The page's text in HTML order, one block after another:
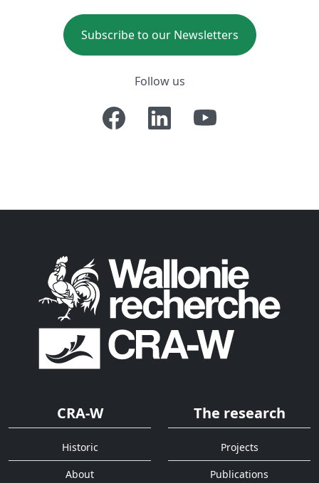
Subscribe to our Newsletters
Follow us
CRA-W
Historic
About
The research
Projects
Publications